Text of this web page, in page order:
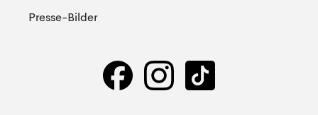
Presse-Bilder